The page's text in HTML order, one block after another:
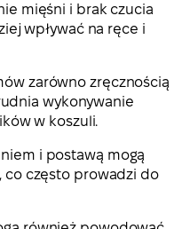
mięśni i brak czucia
wpływać na ręce i
zarówno zręcznością
wykonywanie
w koszuli.
i postawą mogą
co często prowadzi do